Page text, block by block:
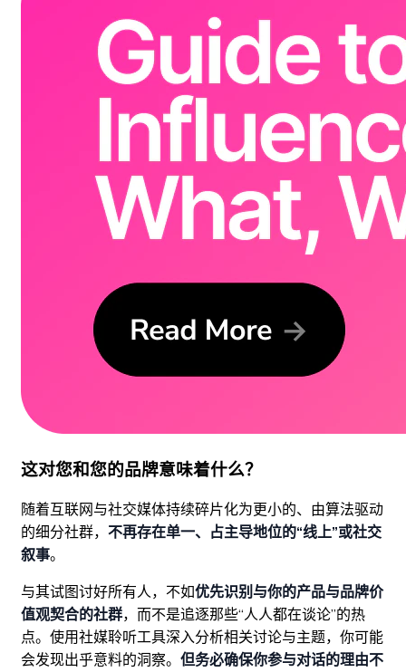
这对您和您的品牌意味着什么？
随着互联网与社交媒体持续碎片化为更小的、由算法驱动
的细分社群， 不再存在单一、占主导地位的“线上”或社交
叙事。
与其试图讨好所有人，不如优先识别与你的产品与品牌价
值观契合的社群，而不是追逐那些“人人都在谈论”的热
点。使用社媒聆听工具深入分析相关讨论与主题，你可能
会发现出乎意料的洞察。 但务必确保你参与对话的理由不